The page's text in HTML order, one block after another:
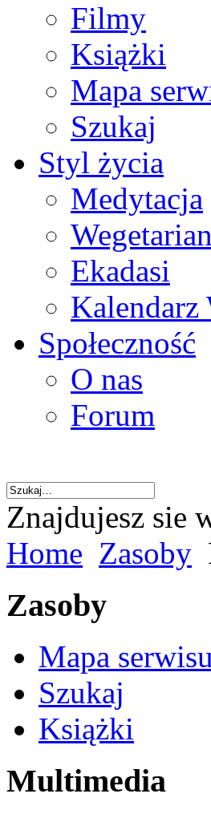
Filmy
Książki
Mapa
Szukaj
Styl życia
Medytacja
Ekadasi
Społeczność
O nas
Forum
Znajdujesz sie
Home Zasoby
Zasoby
Mapa serwisu
Szukaj
Książki
Multimedia